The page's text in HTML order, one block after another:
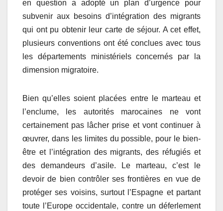
en question a adopté un plan d’urgence pour
subvenir aux besoins d’intégration des migrants
qui ont pu obtenir leur carte de séjour. A cet effet,
plusieurs conventions ont été conclues avec tous
les départements ministériels concernés par la
dimension migratoire.
Bien qu’elles soient placées entre le marteau et
l’enclume, les autorités marocaines ne vont
certainement pas lâcher prise et vont continuer à
œuvrer, dans les limites du possible, pour le bien-
être et l’intégration des migrants, des réfugiés et
des demandeurs d’asile. Le marteau, c’est le
devoir de bien contrôler ses frontières en vue de
protéger ses voisins, surtout l’Espagne et partant
toute l’Europe occidentale, contre un déferlement